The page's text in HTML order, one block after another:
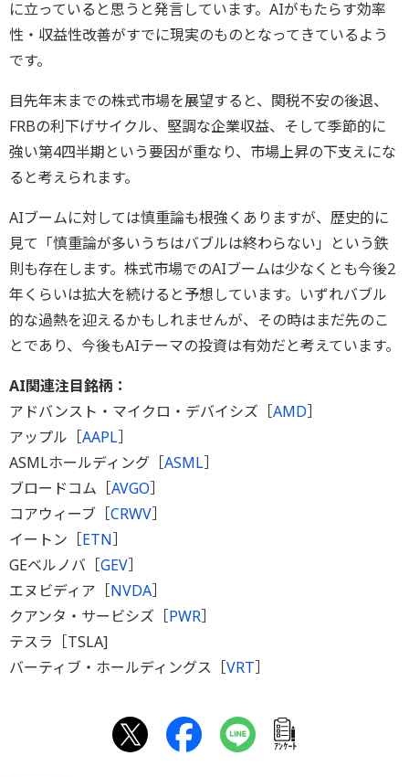
に立っていると思うと発言しています。AIがもたらす効率
性・収益性改善がすでに現実のものとなってきているよう
です。
目先年末までの株式市場を展望すると、関税不安の後退、
FRBの利下げサイクル、堅調な企業収益、そして季節的に
強い第4四半期という要因が重なり、市場上昇の下支えにな
ると考えられます。
AIブームに対しては慎重論も根強くありますが、歴史的に
見て「慎重論が多いうちはバブルは終わらない」という鉄
則も存在します。株式市場でのAIブームは少なくとも今後2
年くらいは拡大を続けると予想しています。いずれバブル
的な過熱を迎えるかもしれませんが、その時はまだ先のこ
とであり、今後もAIテーマの投資は有効だと考えています。
AI関連注目銘柄：
アドバンスト・マイクロ・デバイシズ［AMD］
アップル［AAPL］
ASMLホールディング［ASML］
ブロードコム［AVGO］
コアウィーブ［CRWV］
イートン［ETN］
GEベルノバ［GEV］
エヌビディア［NVDA］
クアンタ・サービシズ［PWR］
テスラ［TSLA]
バーティブ・ホールディングス［VRT］
ｱﾝｹｰﾄ